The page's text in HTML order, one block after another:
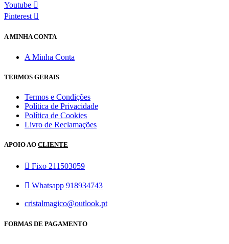
Youtube
Pinterest
A MINHA CONTA
A Minha Conta
TERMOS GERAIS
Termos e Condições
Política de Privacidade
Política de Cookies
Livro de Reclamações
APOIO AO CLIENTE
Fixo 211503059
Whatsapp 918934743
cristalmagico@outlook.pt
FORMAS DE PAGAMENTO